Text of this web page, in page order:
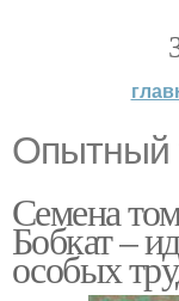
Опытный
Семена
Бобкат –
особых